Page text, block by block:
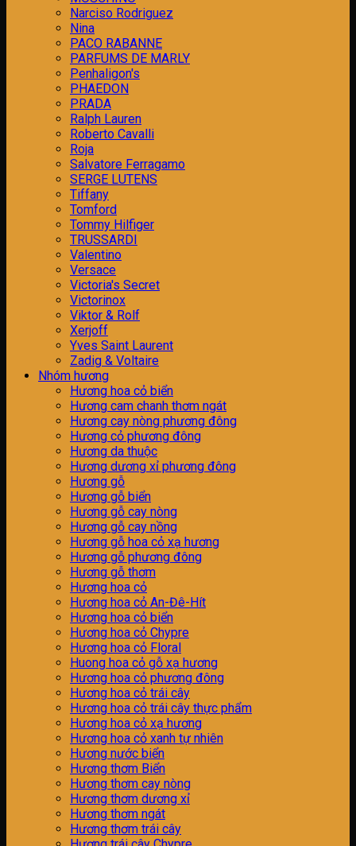
Narciso Rodriguez
Nina
PACO RABANNE
PARFUMS DE MARLY
Penhaligon's
PHAEDON
PRADA
Ralph Lauren
Roberto Cavalli
Roja
Salvatore Ferragamo
SERGE LUTENS
Tiffany
Tomford
Tommy Hilfiger
TRUSSARDI
Valentino
Versace
Victoria's Secret
Victorinox
Viktor & Rolf
Xerjoff
Yves Saint Laurent
Zadig & Voltaire
Nhóm hương
H­ương hoa cỏ biển
Hương cam chanh thơm ngát
Hương cay nòng phương đông
Hương cỏ phương đông
Hương da thuộc
Hương dương xỉ phương đông
Hương gỗ
Hương gỗ biển
Hương gỗ cay nòng
Hương gỗ cay nồng
Hương gỗ hoa cỏ xạ hương
Hương gỗ phương đông
Hương gỗ thơm
Hương hoa cỏ
Hương hoa cỏ An-Đê-Hít
Hương hoa cỏ biển
Hương hoa cỏ Chypre
Hương hoa cỏ Floral
Huong hoa cỏ gỗ xạ hương
Hương hoa cỏ phương đông
Hương hoa cỏ trái cây
Hương hoa cỏ trái cây thực phẩm
Hương hoa cỏ xạ hương
Hương hoa cỏ xanh tự nhiên
Hương nước biển
Hương thơm Biển
Hương thơm cay nòng
Hương thơm dương xỉ
Hương thơm ngát
Hương thơm trái cây